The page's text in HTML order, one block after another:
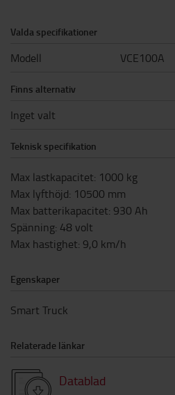
Valda specifikationer
Modell VCE100A
Finns alternativ
Inget valt
Teknisk specifikation
Max lastkapacitet: 1000 kg
Max lyfthöjd: 10500 mm
Max batterikapacitet: 930 Ah
Spänning: 48 volt
Max hastighet: 9,0 km/h
Egenskaper
Smart Truck
Relaterade länkar
Datablad